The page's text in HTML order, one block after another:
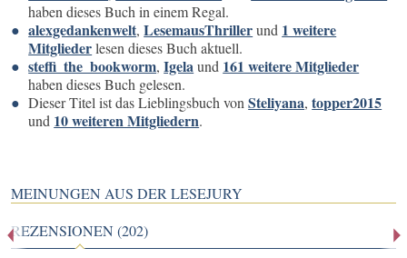
haben dieses Buch in einem Regal.
alexgedankenwelt,LesemausThrillerund 1 weitere
Mitgliederlesen dieses Buch aktuell.
steffi_the_bookworm,Igelaund 161 weitere Mitglieder
haben dieses Buch gelesen.
Dieser Titel ist das Lieblingsbuch vonSteliyana,topper2015
und 10 weiteren Mitgliedern.
MEINUNGEN AUS DER LESEJURY
REZENSIONEN (202)